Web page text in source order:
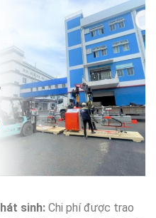
sinh: Chi phí được trao